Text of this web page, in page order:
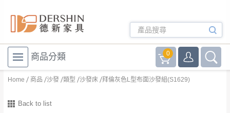
商品分類 0
Home 商品 沙發 類型 沙發床 拜倫灰色L型布面沙發組(S1629)
Back to list